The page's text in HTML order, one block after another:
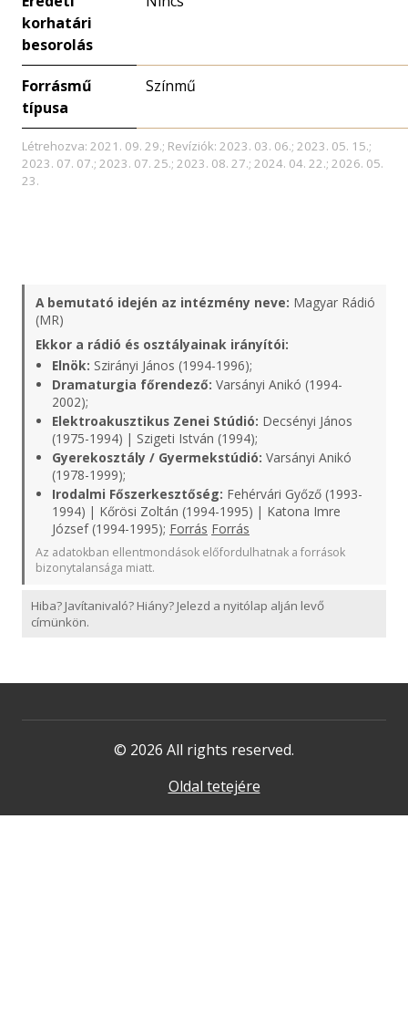
korhatári
besorolás
Forrásmű
típusa
Színmű
Létrehozva: 2021. 09. 29.; Revíziók: 2023. 03. 06.; 2023. 05. 15.;
2023. 07. 07.; 2023. 07. 25.; 2023. 08. 27.; 2024. 04. 22.; 2026. 05.
23.
A bemutató idején az intézmény neve: Magyar Rádió
(MR)
Ekkor a rádió és osztályainak irányítói:
Elnök: Szirányi János (1994-1996);
Dramaturgia főrendező: Varsányi Anikó (1994-
2002);
Elektroakusztikus Zenei Stúdió: Decsényi János
(1975-1994) | Szigeti István (1994);
Gyerekosztály / Gyermekstúdió: Varsányi Anikó
(1978-1999);
Irodalmi Főszerkesztőség: Fehérvári Győző (1993-
1994) | Kőrösi Zoltán (1994-1995) | Katona Imre
József (1994-1995); Forrás Forrás
Az adatokban ellentmondások előfordulhatnak a források
bizonytalansága miatt.
Hiba? Javítanivaló? Hiány? Jelezd a nyitólap alján levő
címünkön.
© 2026 All rights reserved.
Oldal tetejére